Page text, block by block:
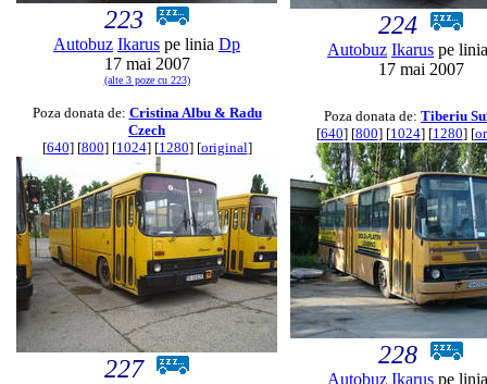
223
Autobuz Ikarus pe linia Dp
17 mai 2007
(alte 3 poze cu 223)
224
Autobuz Ikarus pe
17 mai 2007
Poza donata de: Cristina Albu & Radu
Czech
[640] [800] [1024] [1280] [original]
227
Poza donata de: Tiberiu
[640] [800] [1024] [1280] [
228
Autobuz Ikarus pe